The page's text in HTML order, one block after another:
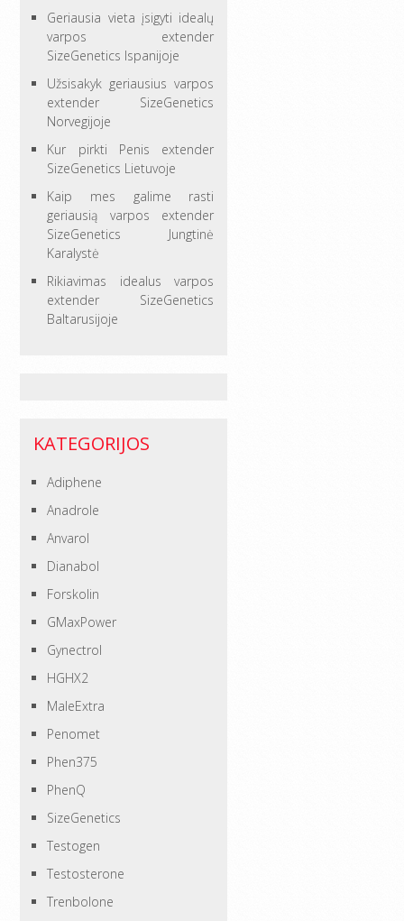
Geriausia vieta įsigyti idealų
varpos extender
SizeGenetics Ispanijoje
Užsisakyk geriausius varpos
extender SizeGenetics
Norvegijoje
Kur pirkti Penis extender
SizeGenetics Lietuvoje
Kaip mes galime rasti
geriausią varpos extender
SizeGenetics Jungtinė
Karalystė
Rikiavimas idealus varpos
extender SizeGenetics
Baltarusijoje
KATEGORIJOS
Adiphene
Anadrole
Anvarol
Dianabol
Forskolin
GMaxPower
Gynectrol
HGHX2
MaleExtra
Penomet
Phen375
PhenQ
SizeGenetics
Testogen
Testosterone
Trenbolone